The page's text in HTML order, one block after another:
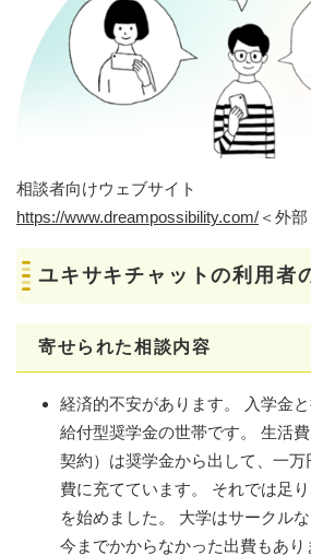
相談者向けウェブサイト
https://www.dreampossibility.com/ ＜外
ユキサキチャットの利用者
​寄せられた相談内容
経済的不安があります。 入学金
給付型奨学金の世帯です。 生活
契約）は奨学金から出して、一
費に充てています。 それでは足
を始めました。 大学はサークル
今までかからなかった出費もあ